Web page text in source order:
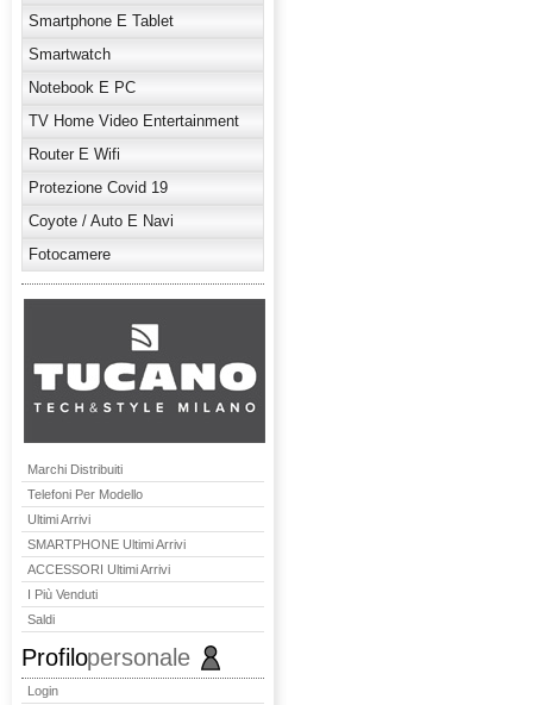
Smartphone E Tablet
Smartwatch
Notebook E PC
TV Home Video Entertainment
Router E Wifi
Protezione Covid 19
Coyote / Auto E Navi
Fotocamere
Marchi Distribuiti
Telefoni Per Modello
Ultimi Arrivi
SMARTPHONE Ultimi Arrivi
ACCESSORI Ultimi Arrivi
I Più Venduti
Saldi
Profilopersonale
Login